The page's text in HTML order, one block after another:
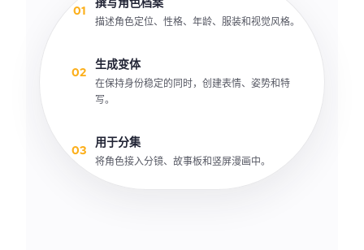
01
描述角色定位、性格、年龄、服装和视觉风格。
02
生成变体
在保持身份稳定的同时，创建表情、姿势和特
写。
03
用于分集
将角色接入分镜、故事板和竖屏漫画中。